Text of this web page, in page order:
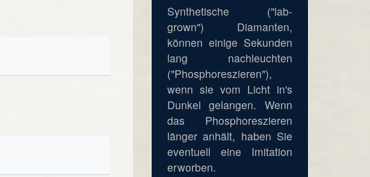
Synthetische ("lab-
grown") Diamanten,
können einige Sekunden
lang nachleuchten
("Phosphoreszieren"),
wenn sie vom Licht in's
Dunkel gelangen. Wenn
das Phosphoreszieren
länger anhält, haben Sie
eventuell eine Imitation
erworben.